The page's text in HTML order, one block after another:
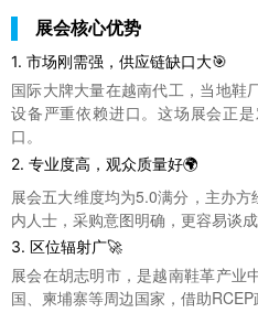
展会核心优势
1. 市场刚需强，供应链缺口大🎯
国际大牌大量在越南代工，当地鞋
设备严重依赖进口。这场展会正
口。
2. 专业度高，观众质量好🌍
展会五大维度均为5.0满分，主办
内人士，采购意图明确，更容易谈成
3. 区位辐射广🚀
展会在胡志明市，是越南鞋革产业
国、柬埔寨等周边国家，借助RCEP